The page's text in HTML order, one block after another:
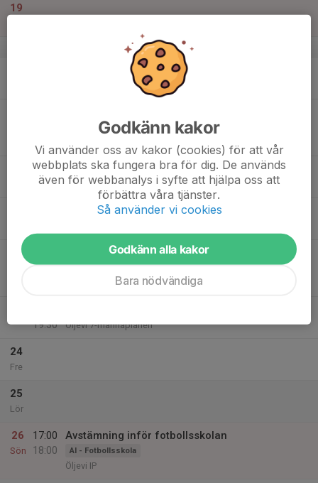
19
v.30
Planering fotbollsskola
AI - Spontanidrott (ca 10år och äldre)
18:00
19:30
Träning FB - Pojkar 2013-2014
7-mannaplanen
Träning. Dam. FB - Dam
23
19:00
Träning inför katrineholms cup
FB - Julita GoIF/Bie GoIF P 2015-2016
19:30
Öljevi 7-mannaplanen
24
Fre
25
Lör
26
Sön
17:00
18:00
Avstämning inför fotbollsskolan
AI - Fotbollsskola
Öljevi IP
Godkänn kakor
Vi använder oss av kakor (cookies) för att vår
webbplats ska fungera bra för dig. De används
även för webbanalys i syfte att hjälpa oss att
förbättra våra tjänster.
Så använder vi cookies
Godkänn alla kakor
Bara nödvändiga